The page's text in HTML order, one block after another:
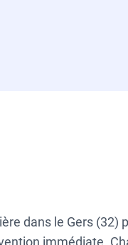
dans le Gers (32)
immédiate.